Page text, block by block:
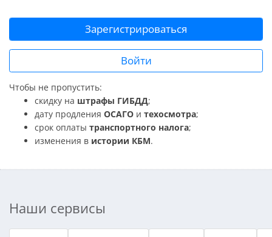
Зарегистрироваться
Войти
Чтобы не пропустить:
скидку на штрафы ГИБДД;
дату продления ОСАГО и техосмотра;
срок оплаты транспортного налога;
изменения в истории КБМ.
Наши сервисы